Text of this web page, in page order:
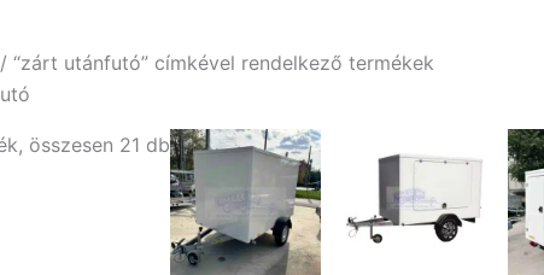
/ “zárt utánfutó” címkével rendelkező termékek
összesen 21 db